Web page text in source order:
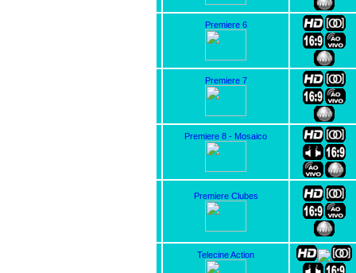
Premiere 6
Premiere 7
Premiere 8 - Mosaico
Premiere Clubes
Telecine Action